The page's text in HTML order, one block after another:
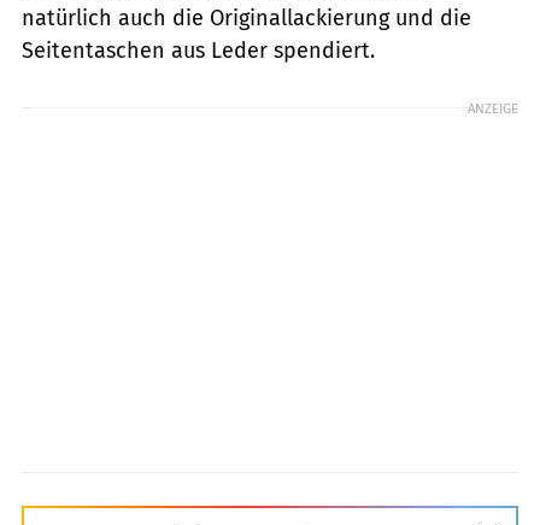
natürlich auch die Originallackierung und die
Seitentaschen aus Leder spendiert.
ANZEIGE